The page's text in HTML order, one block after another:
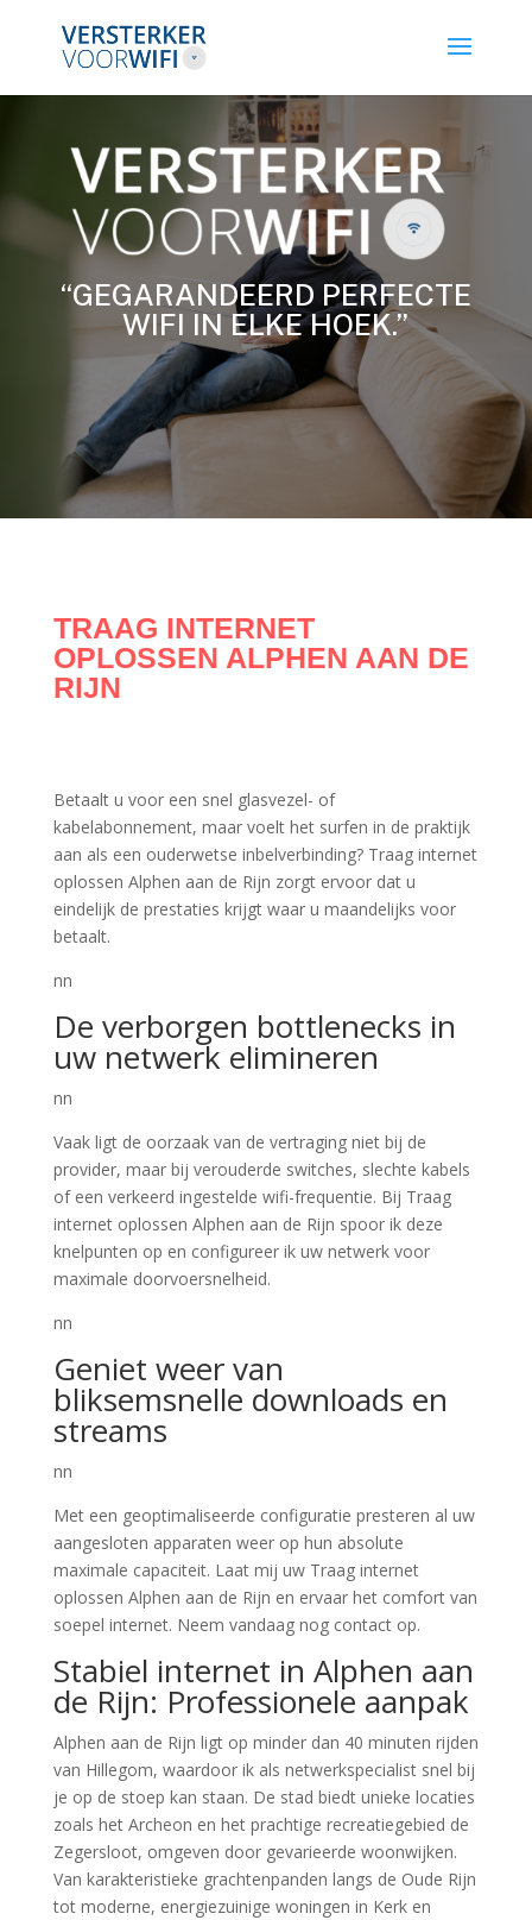
“GEGARANDEERD PERFECTE
WIFI IN ELKE HOEK.”
TRAAG INTERNET
OPLOSSEN ALPHEN AAN DE
RIJN
Betaalt u voor een snel glasvezel- of
kabelabonnement, maar voelt het surfen in de praktijk
aan als een ouderwetse inbelverbinding? Traag internet
oplossen Alphen aan de Rijn zorgt ervoor dat u
eindelijk de prestaties krijgt waar u maandelijks voor
betaalt.
nn
De verborgen bottlenecks in
uw netwerk elimineren
nn
Vaak ligt de oorzaak van de vertraging niet bij de
provider, maar bij verouderde switches, slechte kabels
of een verkeerd ingestelde wifi-frequentie. Bij Traag
internet oplossen Alphen aan de Rijn spoor ik deze
knelpunten op en configureer ik uw netwerk voor
maximale doorvoersnelheid.
nn
Geniet weer van
bliksemsnelle downloads en
streams
nn
Met een geoptimaliseerde configuratie presteren al uw
aangesloten apparaten weer op hun absolute
maximale capaciteit. Laat mij uw Traag internet
oplossen Alphen aan de Rijn en ervaar het comfort van
soepel internet. Neem vandaag nog contact op.
Stabiel internet in Alphen aan
de Rijn: Professionele aanpak
Alphen aan de Rijn ligt op minder dan 40 minuten rijden
van Hillegom, waardoor ik als netwerkspecialist snel bij
je op de stoep kan staan. De stad biedt unieke locaties
zoals het Archeon en het prachtige recreatiegebied de
Zegersloot, omgeven door gevarieerde woonwijken.
Van karakteristieke grachtenpanden langs de Oude Rijn
tot moderne, energiezuinige woningen in Kerk en